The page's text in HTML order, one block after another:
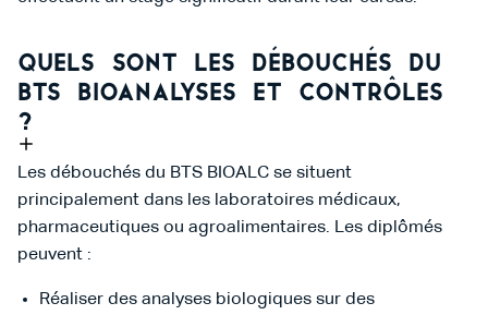
Quels sont les débouchés du
BTS Bioanalyses et Contrôles
?
Les débouchés du BTS BIOALC se situent
principalement dans les laboratoires médicaux,
pharmaceutiques ou agroalimentaires. Les diplômés
peuvent :
Réaliser des analyses biologiques sur des